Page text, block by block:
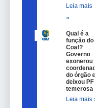
Leia mais
»
Qual é a
função do
Coaf?
Governo
exonerou
coordenador
do órgão e
deixou PF
temerosa
Leia mais »